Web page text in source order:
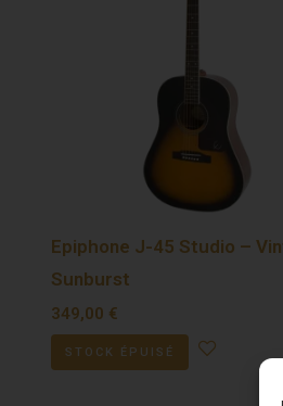
Epiphone J-45 Studio –
Sunburst
349,00 €
STOCK ÉPUISÉ